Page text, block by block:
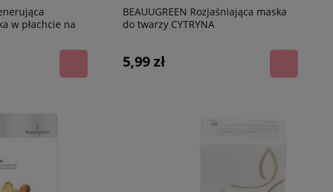
w płachcie na
BEAUUGREEN Rozjaśniająca maska
do twarzy CYTRYNA
5,99 zł